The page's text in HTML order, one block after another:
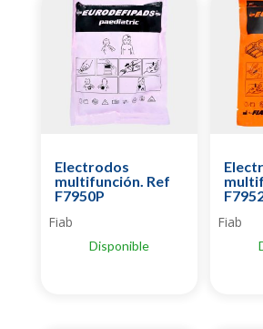
Electrodos
multifunción. Ref
F7950P
Fiab
Disponible
Fiab